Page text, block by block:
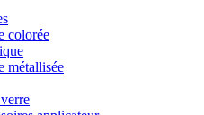
colorée
métallisée